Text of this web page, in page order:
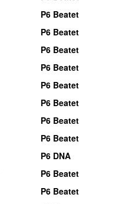
P6 Beatet
P6 Beatet
P6 Beatet
P6 Beatet
P6 Beatet
P6 Beatet
P6 Beatet
P6 Beatet
P6 DNA
P6 Beatet
P6 Beatet